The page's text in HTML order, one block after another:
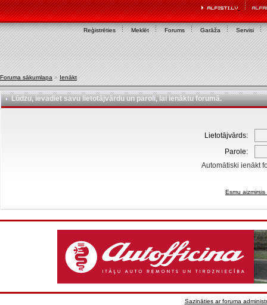
Reģistrēties Meklēt Forums Garāža Servisi
Foruma sākumlapa » Ienākt
Lūdzu, ievadiet savu lietotājvārdu un paroli, lai ienāktu forumā.
Lietotājvārds:
Parole:
Automātiski ienākt
Esmu
Sazināties ar foruma